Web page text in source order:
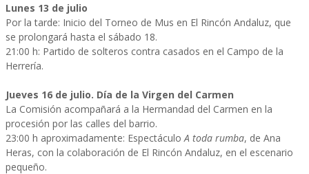
Lunes 13 de julio
Por la tarde: Inicio del Torneo de Mus en El Rincón Andaluz, que
se prolongará hasta el sábado 18.
21:00 h: Partido de solteros contra casados en el Campo de la
Herrería.
Jueves 16 de julio. Día de la Virgen del Carmen
La Comisión acompañará a la Hermandad del Carmen en la
procesión por las calles del barrio.
23:00 h aproximadamente: EspectáculoA toda rumba, de Ana
Heras, con la colaboración de El Rincón Andaluz, en el escenario
pequeño.